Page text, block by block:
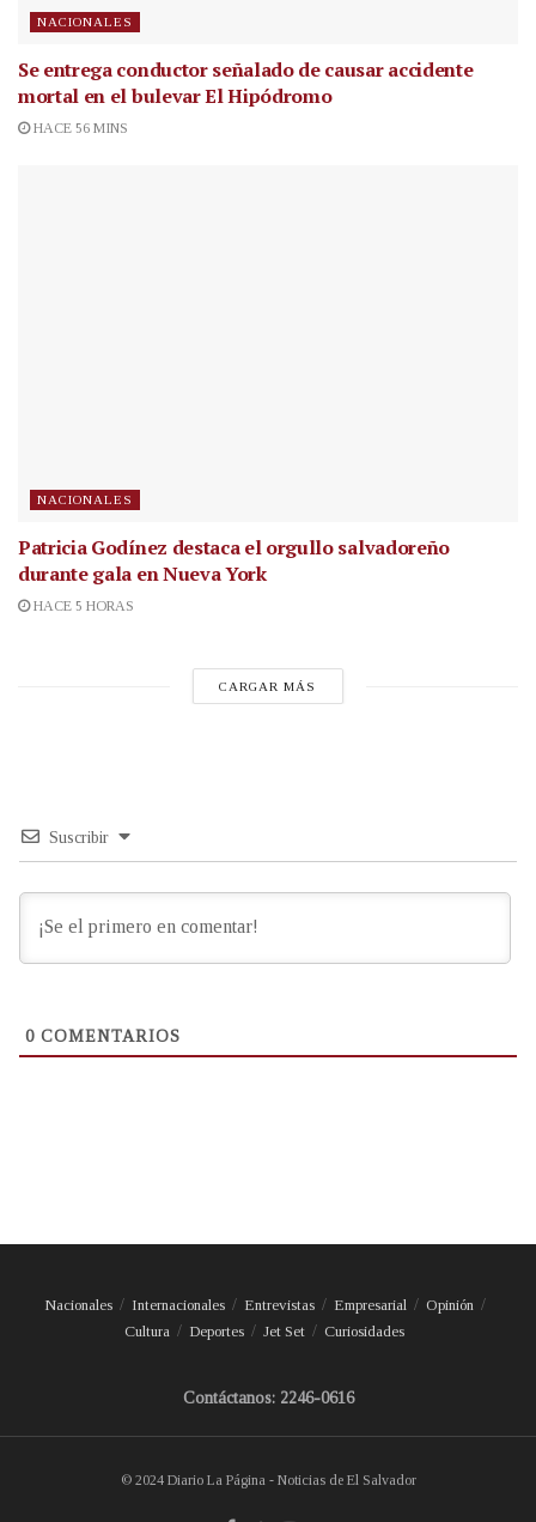
NACIONALES
Se entrega conductor señalado de causar accidente
mortal en el bulevar El Hipódromo
HACE 56 MINS
NACIONALES
Patricia Godínez destaca el orgullo salvadoreño
durante gala en Nueva York
HACE 5 HORAS
CARGAR MÁS
Suscribir
0 COMENTARIOS
Nacionales Internacionales Entrevistas Empresarial
Opinión
Cultura
Deportes Jet Set Curiosidades
Contáctanos: 2246-0616
© 2024 Diario La Página - Noticias de El Salvador